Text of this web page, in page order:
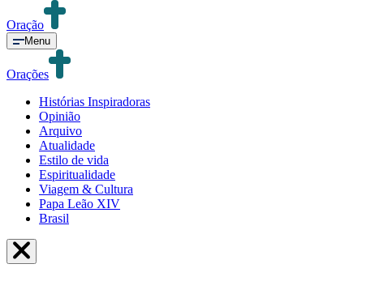
Oração
Menu
Orações
Histórias Inspiradoras
Opinião
Arquivo
Atualidade
Estilo de vida
Espiritualidade
Viagem & Cultura
Papa Leão XIV
Brasil